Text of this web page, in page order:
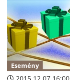
Esemény
2015.12.07 16:00